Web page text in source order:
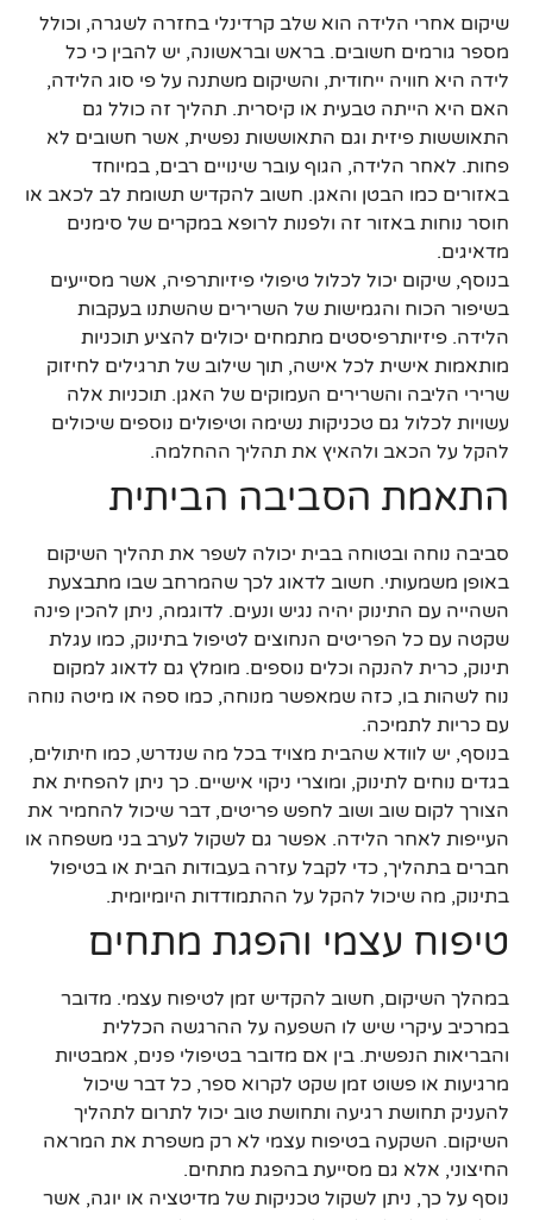
שיקום אחרי הלידה הוא שלב קרדינלי בחזרה לשגרה, וכולל
מספר גורמים חשובים. בראש ובראשונה, יש להבין כי כל
לידה היא חוויה ייחודית, והשיקום משתנה על פי סוג הלידה,
האם היא הייתה טבעית או קיסרית. תהליך זה כולל גם
התאוששות פיזית וגם התאוששות נפשית, אשר חשובים לא
פחות. לאחר הלידה, הגוף עובר שינויים רבים, במיוחד
באזורים כמו הבטן והאגן. חשוב להקדיש תשומת לב לכאב או
חוסר נוחות באזור זה ולפנות לרופא במקרים של סימנים
מדאיגים.
בנוסף, שיקום יכול לכלול טיפולי פיזיותרפיה, אשר מסייעים
בשיפור הכוח והגמישות של השרירים שהשתנו בעקבות
הלידה. פיזיותרפיסטים מתמחים יכולים להציע תוכניות
מותאמות אישית לכל אישה, תוך שילוב של תרגילים לחיזוק
שרירי הליבה והשרירים העמוקים של האגן. תוכניות אלה
עשויות לכלול גם טכניקות נשימה וטיפולים נוספים שיכולים
להקל על הכאב ולהאיץ את תהליך ההחלמה.
התאמת הסביבה הביתית
סביבה נוחה ובטוחה בבית יכולה לשפר את תהליך השיקום
באופן משמעותי. חשוב לדאוג לכך שהמרחב שבו מתבצעת
השהייה עם התינוק יהיה נגיש ונעים. לדוגמה, ניתן להכין פינה
שקטה עם כל הפריטים הנחוצים לטיפול בתינוק, כמו עגלת
תינוק, כרית להנקה וכלים נוספים. מומלץ גם לדאוג למקום
נוח לשהות בו, כזה שמאפשר מנוחה, כמו ספה או מיטה נוחה
עם כריות לתמיכה.
בנוסף, יש לוודא שהבית מצויד בכל מה שנדרש, כמו חיתולים,
בגדים נוחים לתינוק, ומוצרי ניקוי אישיים. כך ניתן להפחית את
הצורך לקום שוב ושוב לחפש פריטים, דבר שיכול להחמיר את
העייפות לאחר הלידה. אפשר גם לשקול לערב בני משפחה או
חברים בתהליך, כדי לקבל עזרה בעבודות הבית או בטיפול
בתינוק, מה שיכול להקל על ההתמודדות היומיומית.
טיפוח עצמי והפגת מתחים
במהלך השיקום, חשוב להקדיש זמן לטיפוח עצמי. מדובר
במרכיב עיקרי שיש לו השפעה על ההרגשה הכללית
והבריאות הנפשית. בין אם מדובר בטיפולי פנים, אמבטיות
מרגיעות או פשוט זמן שקט לקרוא ספר, כל דבר שיכול
להעניק תחושת רגיעה ותחושת טוב יכול לתרום לתהליך
השיקום. השקעה בטיפוח עצמי לא רק משפרת את המראה
החיצוני, אלא גם מסייעת בהפגת מתחים.
נוסף על כך, ניתן לשקול טכניקות של מדיטציה או יוגה, אשר